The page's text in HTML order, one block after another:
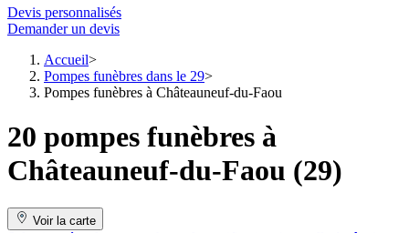
Devis personnalisés
Demander un devis
Accueil
Pompes funèbres dans le 29
Pompes funèbres à Châteauneuf-du-Faou
20 pompes funèbres à
Châteauneuf-du-Faou (29)
Voir la carte